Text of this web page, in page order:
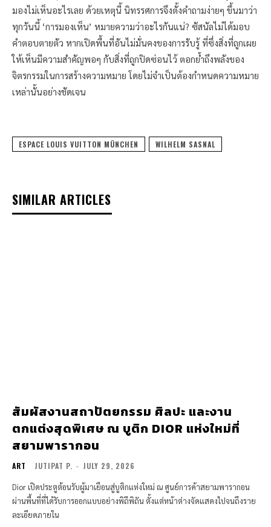
มองไม่เห็นอะไรเลย ด้วยเหตุนี้ นิทรรศการจึงตั้งคำถามง่ายๆ ขึ้นมาว่า
ทุกวันนี้ ‘การมองเห็น’ หมายความว่าอะไรกันแน่? ซัสนัลไม่ได้มอบ
คำตอบตายตัว หากเปิดพื้นที่อันไม่มั่นคงของการรับรู้ ที่ซึ่งสิ่งที่ถูกเผย
ให้เห็นมีความสำคัญพอๆ กับสิ่งที่ถูกปิดซ่อนไว้ ตอกย้ำถึงพลังของ
จิตรกรรมในการสร้างความหมาย โดยไม่จำเป็นต้องกำหนดความหมาย
เหล่านั้นอย่างชัดเจน
ESPACE LOUIS VUITTON MÜNCHEN WILHELM SASNAL
SIMILAR ARTICLES
สัมผัสงานสถาปัตยกรรม ศิลปะ และงาน
ตกแต่งสุดพิเศษ ณ บูติก DIOR แห่งใหม่ที่
สยามพารากอน
ART JUTIPAT P. - JULY 29, 2026
Dior เปิดประตูต้อนรับผู้มาเยือนสู่บูติกแห่งใหม่ ณ ศูนย์การค้าสยามพารากอน
ผ่านพื้นที่ที่ได้รับการออกแบบอย่างพิถีพิถัน ตั้งแต่หน้าต่างจัดแสดงไปจนถึงราย
ละเอียดภายใน